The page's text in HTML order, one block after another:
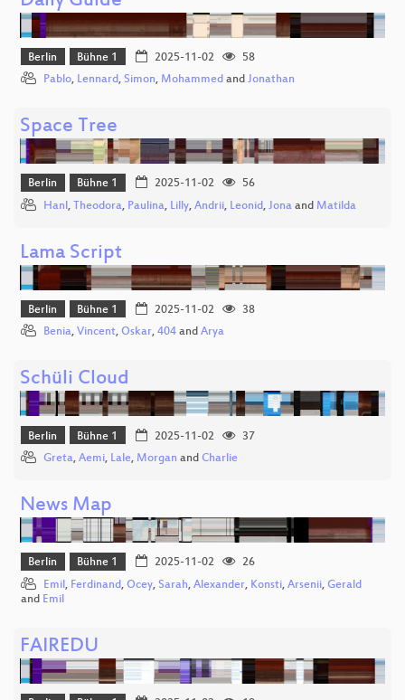
Berlin Bühne 1 2025-11-02
58
Pablo, Lennard, Simon, Mohammed and Jonathan
Space Tree
Berlin Bühne 1 2025-11-02
56
Hanl, Theodora, Paulina, Lilly, Andrii, Leonid, Jona and Matilda
Lama Script
Berlin Bühne 1 2025-11-02
38
Benia, Vincent, Oskar, 404 and Arya
Schüli Cloud
Berlin Bühne 1 2025-11-02
37
Greta, Aemi, Lale, Morgan and Charlie
News Map
Berlin Bühne 1 2025-11-02
26
Emil , Ferdinand, Ocey, Sarah, Alexander, Konsti, Arsenii, Gerald
and Emil
FAIREDU